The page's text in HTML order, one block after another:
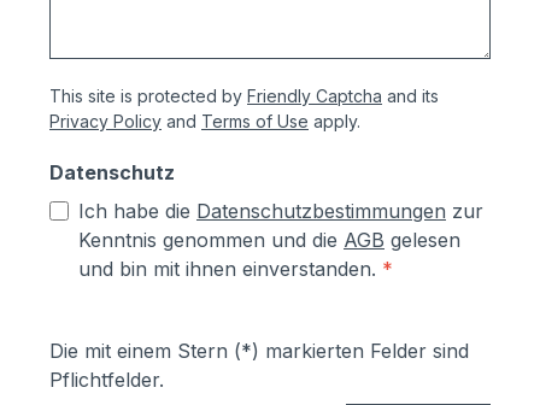
This site is protected by Friendly Captcha and its
Privacy Policy and Terms of Use apply.
Datenschutz
Ich habe die Datenschutzbestimmungen zur
Kenntnis genommen und die AGB gelesen
und bin mit ihnen einverstanden. *
Die mit einem Stern (*) markierten Felder sind
Pflichtfelder.